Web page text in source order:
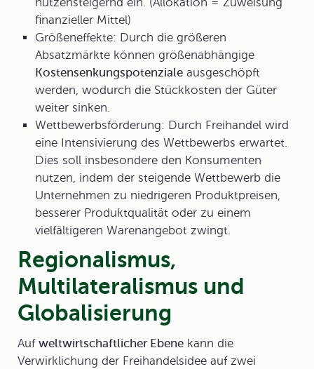
finanzieller Mittel)
Größeneffekte: Durch die größeren
Absatzmärkte können größenabhängige
Kostensenkungspotenziale ausgeschöpft
werden, wodurch die Stückkosten der Güter
weiter sinken.
Wettbewerbsförderung: Durch Freihandel wird
eine Intensivierung des Wettbewerbs erwartet.
Dies soll insbesondere den Konsumenten
nutzen, indem der steigende Wettbewerb die
Unternehmen zu niedrigeren Produktpreisen,
besserer Produktqualität oder zu einem
vielfältigeren Warenangebot zwingt.
Regionalismus,
Multilateralismus und
Globalisierung
Auf weltwirtschaftlicher Ebene kann die
Verwirklichung der Freihandelsidee auf zwei